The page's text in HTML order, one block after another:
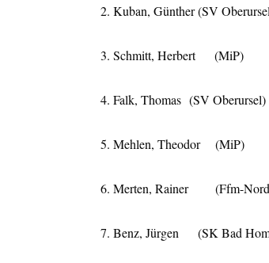
2. Kuban, Günther (SV
3. Schmitt, Herbert
4. Falk, Thomas (SV
5. Mehlen, Theodor
6. Merten, Rainer (Ffm-
7. Benz, Jürgen (SK Bad